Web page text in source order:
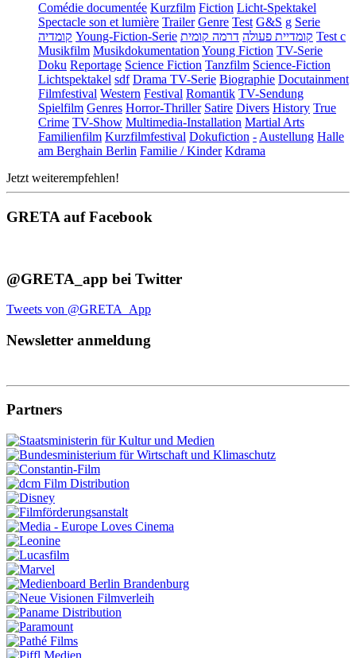
Comédie documentée Kurzfilm Fiction Licht-Spektakel
Spectacle son et lumière Trailer Genre Test G&S g Serie
קומדיה Young-Fiction-Serie קומדיית פעולה דרמה קומית
Test c
Musikfilm MusikdokumentationYoung Fiction TV-Serie
Doku Reportage Science Fiction Tanzfilm Science-Fiction
Lichtspektakel sdf Drama TV-Serie Biographie Docutainment
Filmfestival Western Festival Romantik TV-Sendung
Spielfilm Genres Horror-Thriller Satire Divers History True
Crime TV-Show Multimedia-Installation Martial Arts
Familienfilm Kurzfilmfestival Dokufiction -Austellung Halle
am Berghain Berlin Familie / Kinder Kdrama
Jetzt weiterempfehlen!
GRETA auf Facebook
@GRETA_app bei Twitter
Tweets von @GRETA_App
Newsletter anmeldung
Partners